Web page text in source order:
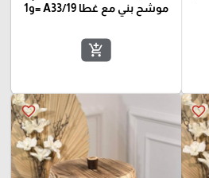
موشح بني مع غطا A33/19 =و1
add_shopping_cart
favorite_border
favorite_border